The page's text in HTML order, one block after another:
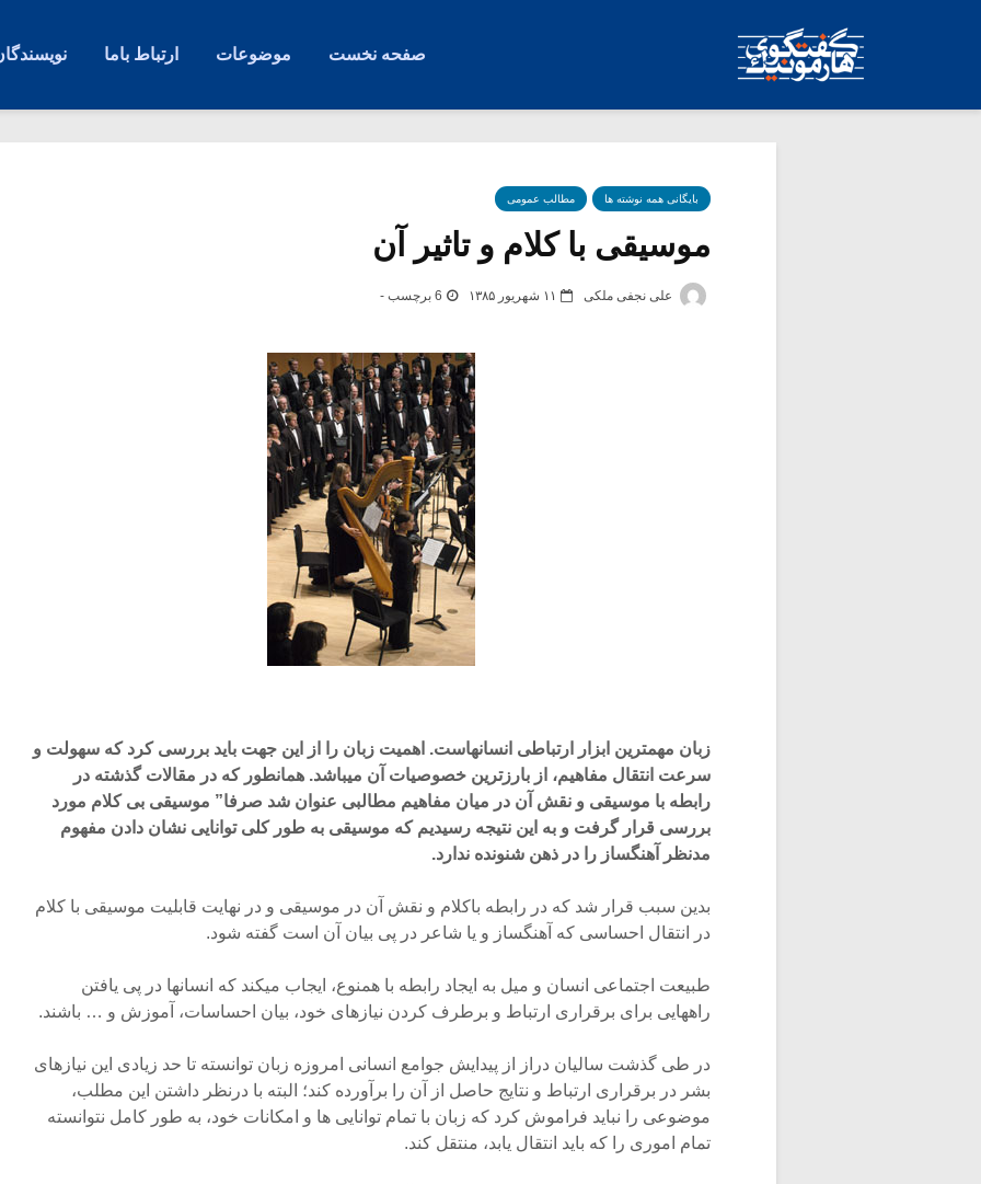
صفحه نخست موضوعات ارتباط باما
بایگانی همه نوشته ها مطالب عمومی
موسیقی با کلام و تاثیر آن
علی نجفی ملکی ۱۱ شهریور ۱۳۸۵ 6 برچسب -
زبان مهمترین ابزار ارتباطی انسانهاست. اهمیت زبان را از این جهت باید بررسی کرد که سهولت و
سرعت انتقال مفاهیم، از بارزترین خصوصیات آن میباشد. همانطور که در مقالات گذشته در
رابطه با موسیقی و نقش آن در میان مفاهیم مطالبی عنوان شد صرفا” موسیقی بی کلام مورد
بررسی قرار گرفت و به این نتیجه رسیدیم که موسیقی به طور کلی توانایی نشان دادن مفهوم
مدنظر آهنگساز را در ذهن شنونده ندارد.
بدین سبب قرار شد که در رابطه باکلام و نقش آن در موسیقی و در نهایت قابلیت موسیقی با کلام
در انتقال احساسی که آهنگساز و یا شاعر در پی بیان آن است گفته شود.
طبیعت اجتماعی انسان و میل به ایجاد رابطه با همنوع، ایجاب میکند که انسانها در پی یافتن
راههایی برای برقراری ارتباط و برطرف کردن نیازهای خود، بیان احساسات، آموزش و … باشند.
در طی گذشت سالیان دراز از پیدایش جوامع انسانی امروزه زبان توانسته تا حد زیادی این نیازهای
بشر در برقراری ارتباط و نتایج حاصل از آن را برآورده کند؛ البته با درنظر داشتن این مطلب،
موضوعی را نباید فراموش کرد که زبان با تمام توانایی ها و امکانات خود، به طور کامل نتوانسته
تمام اموری را که باید انتقال یابد، منتقل کند.